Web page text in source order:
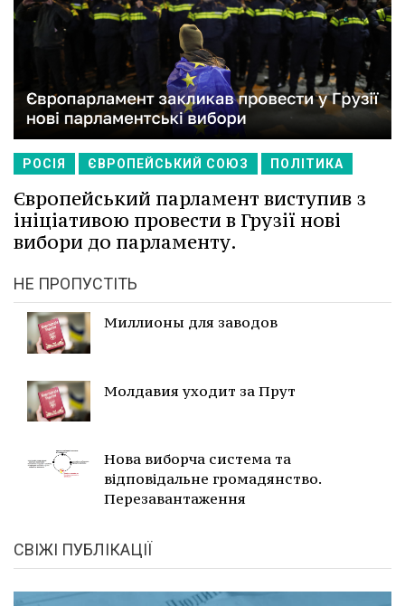
РОСІЯ ЄВРОПЕЙСЬКИЙ СОЮЗ ПОЛІТИКА
Європейський парламент виступив з
ініціативою провести в Грузії нові
вибори до парламенту.
НЕ ПРОПУСТІТЬ
Миллионы для заводов
Молдавия уходит за Прут
Нова виборча система та
відповідальне громадянство.
Перезавантаження
СВІЖІ ПУБЛІКАЦІЇ